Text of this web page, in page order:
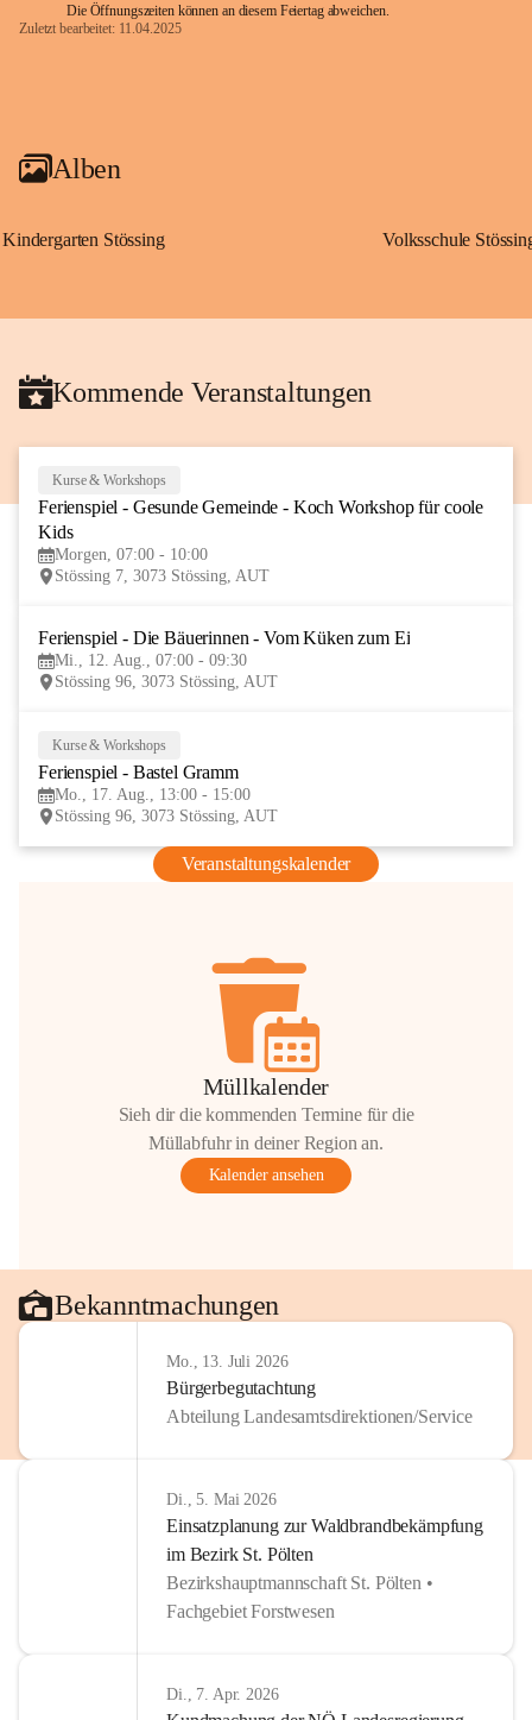
Die Öffnungszeiten können an diesem Feiertag abweichen.
Zuletzt bearbeitet: 11.04.2025
Alben
Kindergarten Stössing Volksschule
Kommende Veranstaltungen
AUG
Kurse & Workshops
Ferienspiel - Gesunde Gemeinde - Koch Workshop für coole
Kids
Morgen, 07:00 - 10:00
Stössing 7, 3073 Stössing, AUT
Ferienspiel - Die Bäuerinnen - Vom Küken zum Ei
Mi., 12. Aug., 07:00 - 09:30
Stössing 96, 3073 Stössing, AUT
Kurse & Workshops
Ferienspiel - Bastel Gramm
Mo., 17. Aug., 13:00 - 15:00
Stössing 96, 3073 Stössing, AUT
Veranstaltungskalender
Müllkalender
Sieh dir die kommenden Termine für die
Müllabfuhr in deiner Region an.
Kalender ansehen
Bekanntmachungen
Mo., 13. Juli 2026
Bürgerbegutachtung
Abteilung Landesamtsdirektionen/Service
Di., 5. Mai 2026
Einsatzplanung zur Waldbrandbekämpfung
im Bezirk St. Pölten
Bezirkshauptmannschaft St. Pölten •
Fachgebiet Forstwesen
Di., 7. Apr. 2026